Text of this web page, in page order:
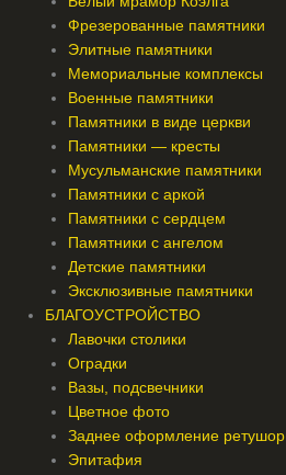
Фрезерованные памятники
Элитные памятники
Мемориальные комплексы
Военные памятники
Памятники в виде церкви
Памятники — кресты
Мусульманские памятники
Памятники с аркой
Памятники с сердцем
Памятники с ангелом
Детские памятники
Эксклюзивные памятники
БЛАГОУСТРОЙСТВО
Лавочки столики
Оградки
Вазы, подсвечники
Цветное фото
Заднее оформление ретушор
Эпитафия